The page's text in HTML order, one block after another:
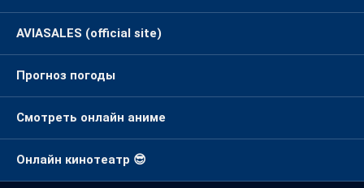
AVIASALES (official site)
Прогноз погоды
Смотреть онлайн аниме
Онлайн кинотеатр 😎